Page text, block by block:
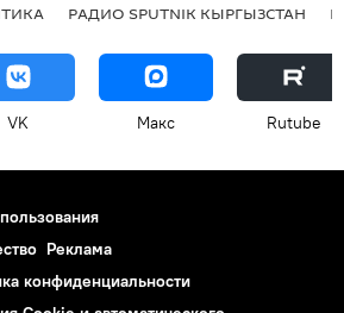
РАДИО SPUTNIK КЫРГЫЗСТАН
VK Макс Rutube
Реклама
конфиденциальности